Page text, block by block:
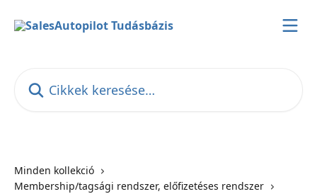
Minden kollekció
Membership/tagsági rendszer, előfizetéses rendszer